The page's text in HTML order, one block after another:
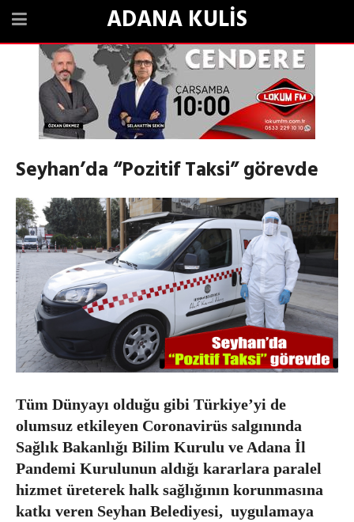
ADANA KULİS
Seyhan’da “Pozitif Taksi” görevde
Tüm Dünyayı olduğu gibi Türkiye’yi de
olumsuz etkileyen Coronavirüs salgınında
Sağlık Bakanlığı Bilim Kurulu ve Adana İl
Pandemi Kurulunun aldığı kararlara paralel
hizmet üreterek halk sağlığının korunmasına
katkı veren Seyhan Belediyesi, uygulamaya